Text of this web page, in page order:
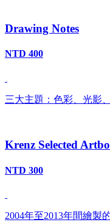
Drawing Notes
NTD 400
三大主題：色彩、光影
Krenz Selected
NTD 300
2004年至2013年間繪製